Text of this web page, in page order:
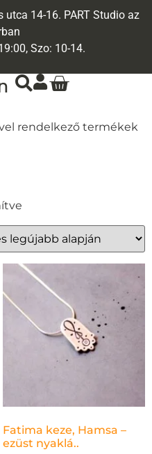
14-16. PART Studio az
Szo: 10-14.
rendelkező termékek
Fatima keze, Hamsa –
ezüst nyaklá..